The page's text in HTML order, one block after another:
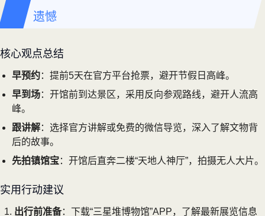
遗憾
核心观点总结
早预约：提前5天在官方平台抢票，避开节假日高峰。
早到场：开馆前到达景区，采用反向参观路线，避开人流高
峰。
跟讲解：选择官方讲解或免费的微信导览，深入了解文物背
后的故事。
先拍镇馆宝：开馆后直奔二楼“天地人神厅”，拍摄无人大片。
实用行动建议
出行前准备：下载“三星堆博物馆”APP，了解最新展览信息